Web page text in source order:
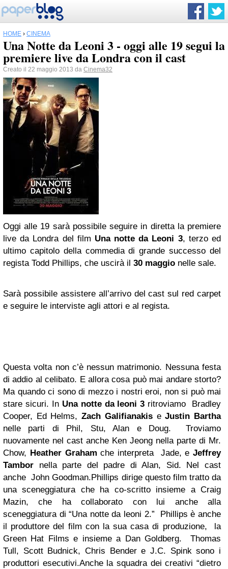
HOME › CINEMA
Una Notte da Leoni 3 - oggi alle 19 segui la
premiere live da Londra con il cast
Creato il 22 maggio 2013 da Cinema32
Oggi alle 19 sarà possibile seguire in diretta la premiere
live da Londra del film Una notte da Leoni 3, terzo ed
ultimo capitolo della commedia di grande successo del
regista Todd Phillips, che uscirà il 30 maggio nelle sale.
Sarà possibile assistere all’arrivo del cast sul red carpet
e seguire le interviste agli attori e al regista.
Questa volta non c’è nessun matrimonio. Nessuna festa
di addio al celibato. E allora cosa può mai andare storto?
Ma quando ci sono di mezzo i nostri eroi, non si può mai
stare sicuri. In Una notte da leoni 3 ritroviamo Bradley
Cooper, Ed Helms,Zach GalifianakiseJustin Bartha
nelle parti di Phil, Stu, Alan e Doug. Troviamo
nuovamente nel cast anche Ken Jeong nella parte di Mr.
Chow, Heather Graham che interpreta Jade, e Jeffrey
Tambor nella parte del padre di Alan, Sid. Nel cast
anche John Goodman.Phillips dirige questo film tratto da
una sceneggiatura che ha co-scritto insieme a Craig
Mazin, che ha collaborato con lui anche alla
sceneggiatura di “Una notte da leoni 2.” Phillips è anche
il produttore del film con la sua casa di produzione, la
Green Hat Films e insieme a Dan Goldberg. Thomas
Tull, Scott Budnick, Chris Bender e J.C. Spink sono i
produttori esecutivi.Anche la squadra dei creativi “dietro